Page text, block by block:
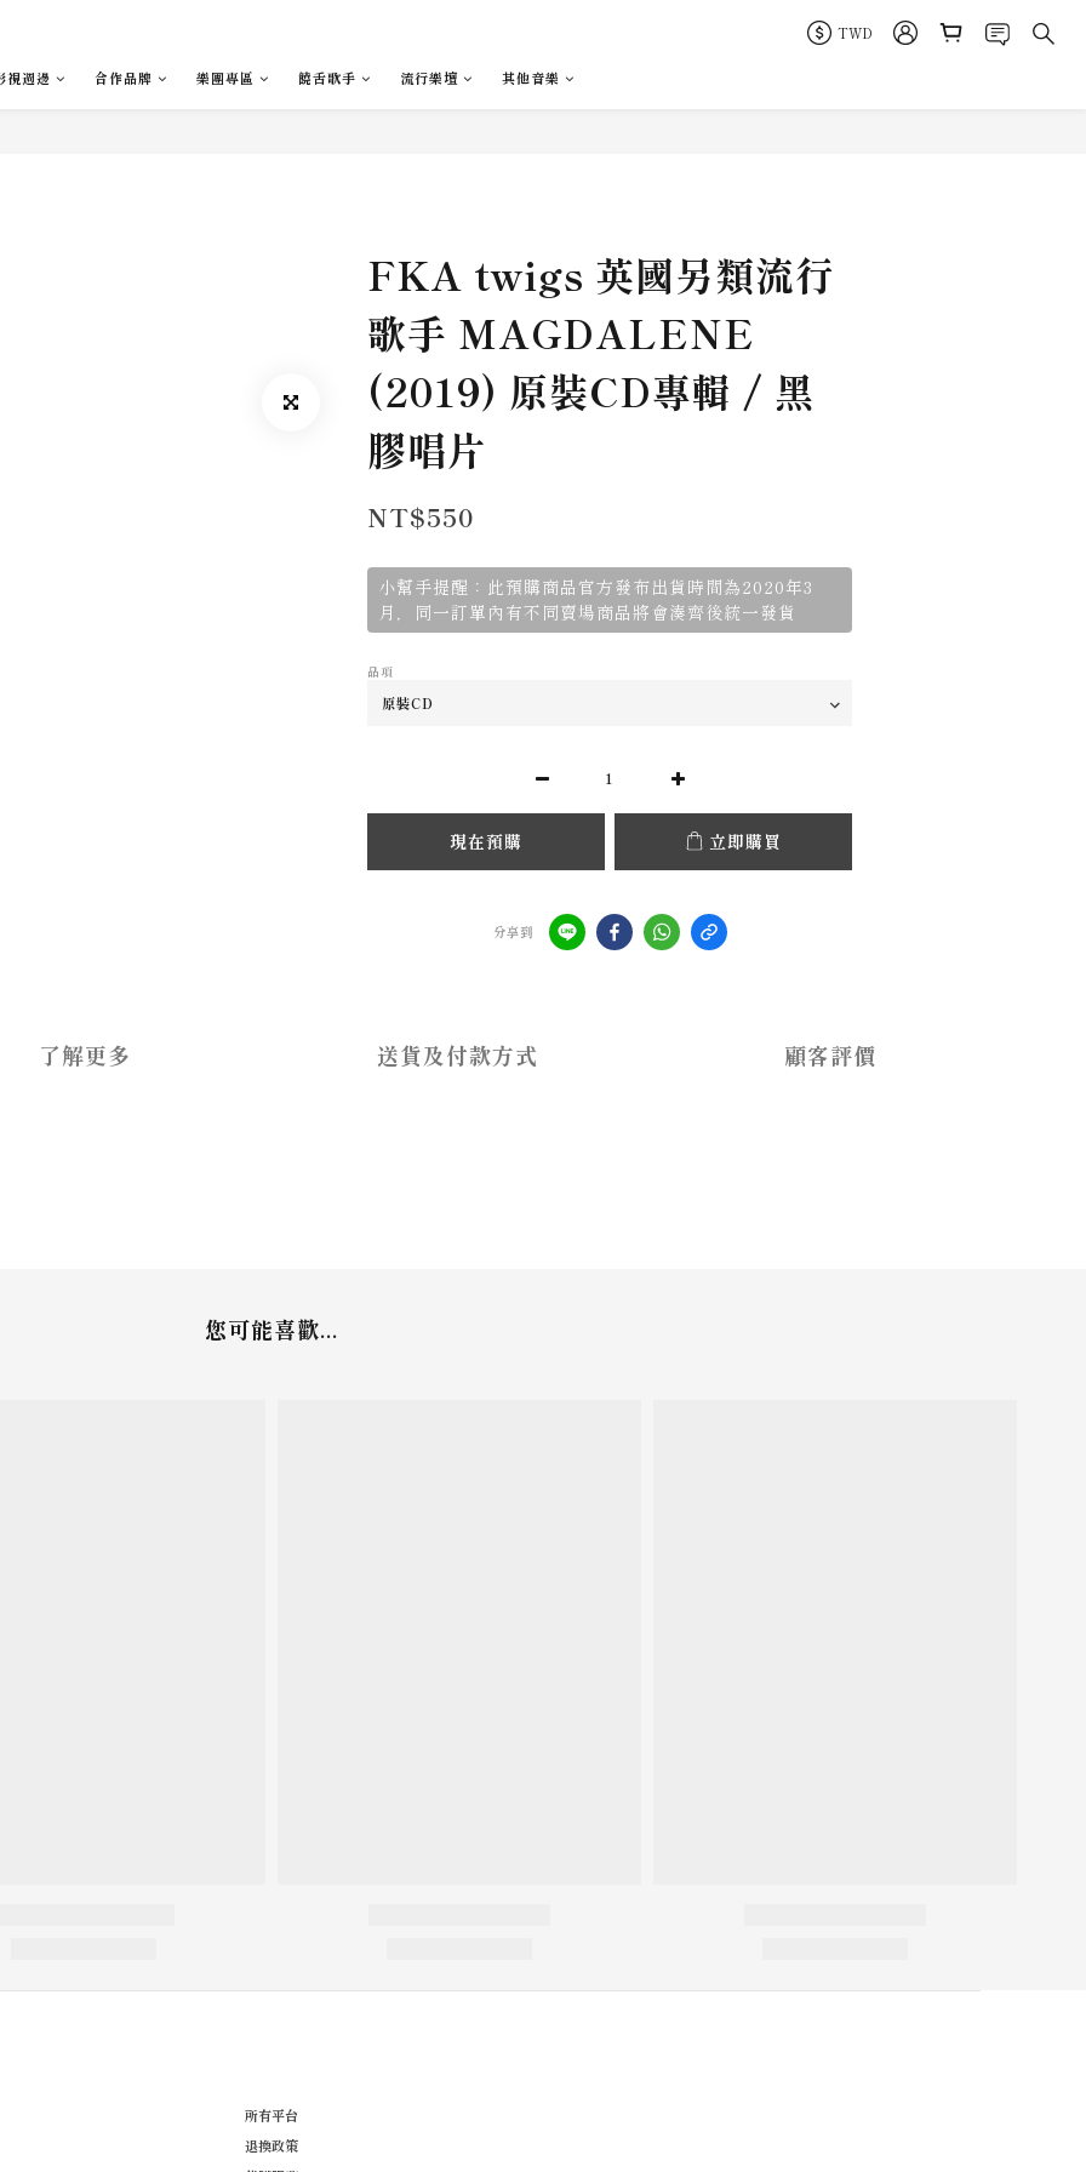
TWD
視週邊 合作品牌 樂團專區 饒舌歌手 流行樂壇 其他音樂
FKA twigs 英國另類流行
歌手 MAGDALENE
(2019) 原裝CD專輯 / 黑
膠唱片
NT$550
小幫手提醒：此預購商品官方發布出貨時間為2020年3
月，同一訂單內有不同賣場商品將會湊齊後統一發貨
品項
現在預購 立即購買
分享到
了解更多 送貨及付款方式 顧客評價
您可能喜歡...
所有平台
退換政策